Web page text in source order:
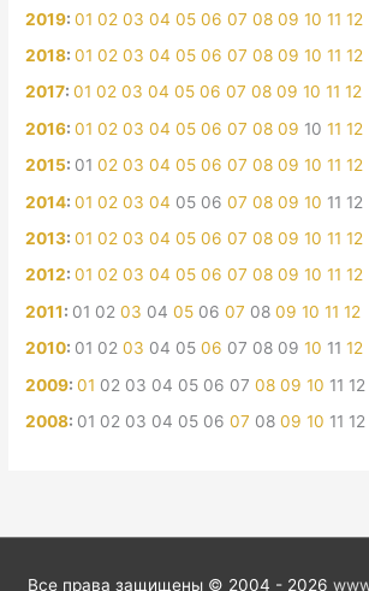
2019:01 02 03 04 05 06 07 08 09 10 11 12
2018:01 02 03 04 05 06 07 08 09 10 11 12
2017:01 02 03 04 05 06 07 08 09 10 11 12
2016:01 02 03 04 05 06 07 08 09 10 11 12
2015: 01 02 03 04 05 06 07 08 09 10 11 12
2014:01 02 03 04 05 06 07 08 09 10 11 12
2013:01 02 03 04 05 06 07 08 09 10 11 12
2012:01 02 03 04 05 06 07 08 09 10 11 12
2011: 01 02 03 04 05 06 07 08 09 10 11 12
2010: 01 02 03 04 05 06 07 08 09 10 11 12
2009:01 02 03 04 05 06 07 08 09 10 11 12
2008: 01 02 03 04 05 06 07 08 09 10 11 12
Все права защищены © 2004 - 2026